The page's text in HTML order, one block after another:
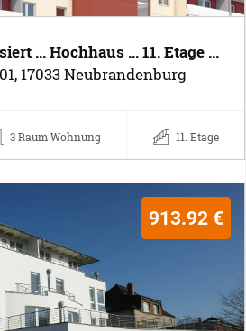
... Hochhaus ... 11. Etage ...
17033 Neubrandenburg
3 Raum Wohnung 11. Etage
913.92 €